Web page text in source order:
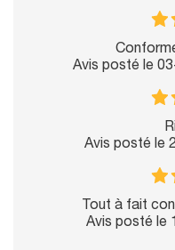
Avis posté le
Avis posté le
Tout à fait
Avis posté le